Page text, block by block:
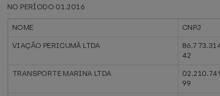
NO PERÍODO 01.2016
NOME
CNPJ
VIAÇÃO PERICUMÃ LTDA
42
TRANSPORTE MARINA LTDA
99